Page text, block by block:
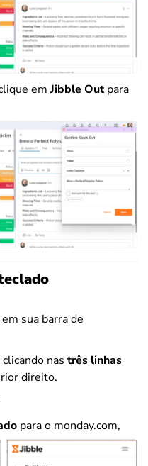
em Jibble Outpara
em sua barra de
nas três linhas
direito.
para o monday.com,